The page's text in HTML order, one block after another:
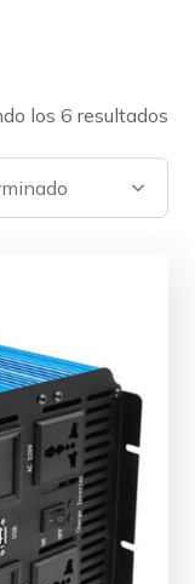
los 6 resultados